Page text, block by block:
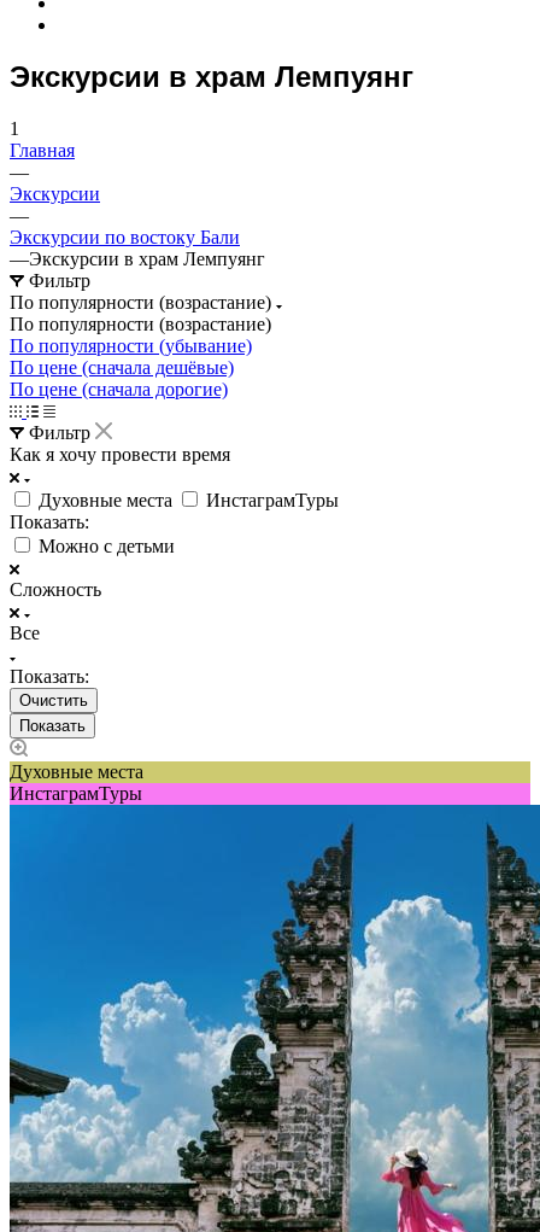
Экскурсии в храм Лемпуянг
1
Главная
—
Экскурсии
—
Экскурсии по востоку Бали
—Экскурсии в храм Лемпуянг
Фильтр
По популярности (возрастание)
По популярности (возрастание)
По популярности (убывание)
По цене (сначала дешёвые)
По цене (сначала дорогие)
Фильтр
Как я хочу провести время
Духовные места
ИнстаграмТуры
Показать:
Можно с детьми
Сложность
Все
Показать:
Очистить
Духовные места
ИнстаграмТуры